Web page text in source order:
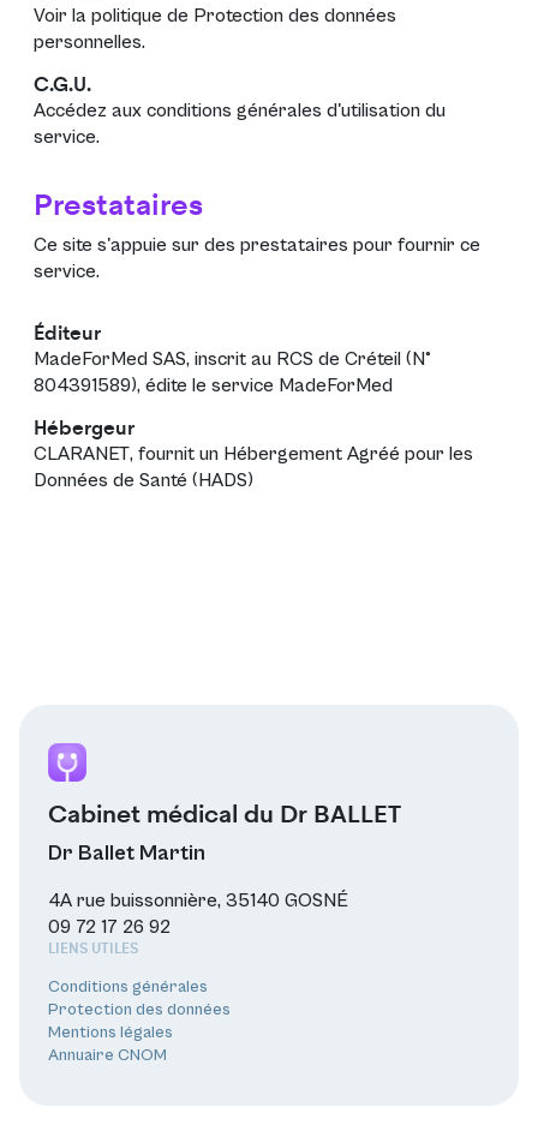
Voir la politique de Protection des données
personnelles.
C.G.U.
Accédez aux conditions générales d'utilisation du
service.
Prestataires
Ce site s'appuie sur des prestataires pour fournir ce
service.
Éditeur
MadeForMed SAS, inscrit au RCS de Créteil (N°
804391589), édite le service MadeForMed
Hébergeur
CLARANET, fournit un Hébergement Agréé pour les
Données de Santé (HADS)
Cabinet médical du Dr BALLET
Dr Ballet Martin
4A rue buissonnière, 35140 GOSNÉ
09 72 17 26 92
LIENS UTILES
Conditions générales
Protection des données
Mentions légales
Annuaire CNOM